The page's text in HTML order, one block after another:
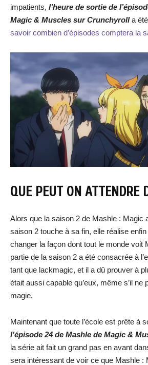
impatients, l’heure de sortie de
Magic & Muscles sur Crunchyrolla
savoir combien d’épisodes comptera la
QUE PEUT ON ATTENDRE
Alors que la saison 2 de Mashle : Magic
saison 2 touche à sa fin, elle réalise
changer la façon dont tout le monde voit
partie de la saison 2 a été consacrée à
tant que lackmagic, et il a dû prouver à
était aussi capable qu’eux, même s’il ne
magie.
Maintenant que toute l’école est prête à
l’épisode 24 de Mashle de Magic &
la série ait fait un grand pas en avant
sera intéressant de voir ce que Mashle :